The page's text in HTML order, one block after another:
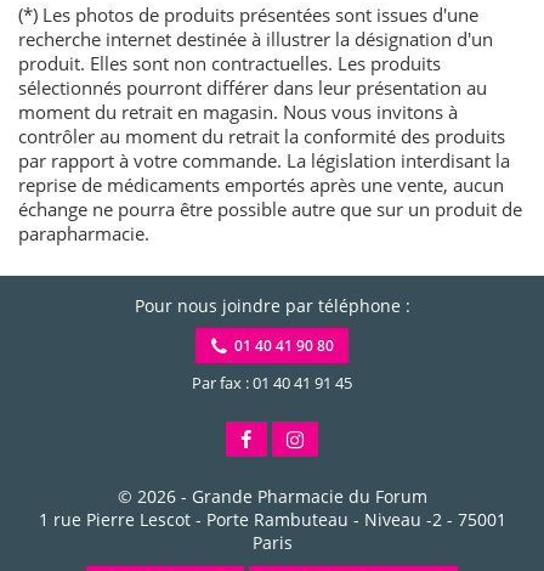
(*) Les photos de produits présentées sont issues d'une
recherche internet destinée à illustrer la désignation d'un
produit. Elles sont non contractuelles. Les produits
sélectionnés pourront différer dans leur présentation au
moment du retrait en magasin. Nous vous invitons à
contrôler au moment du retrait la conformité des produits
par rapport à votre commande. La législation interdisant la
reprise de médicaments emportés après une vente, aucun
échange ne pourra être possible autre que sur un produit de
parapharmacie.
Pour nous joindre par téléphone :
01 40 41 90 80
Par fax : 01 40 41 91 45
© 2026 - Grande Pharmacie du Forum
1 rue Pierre Lescot - Porte Rambuteau - Niveau -2- 75001
Paris